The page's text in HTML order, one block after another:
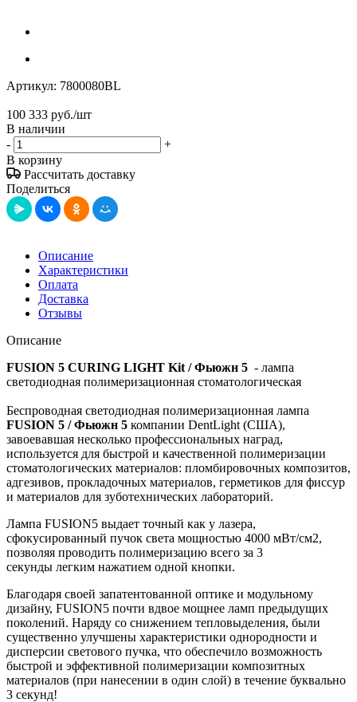
Артикул: 7800080BL
100 333 руб./шт
В наличии
-
+
В корзину
Рассчитать доставку
Поделиться
Описание
Характеристики
Оплата
Доставка
Отзывы
Описание
FUSION 5 CURING LIGHT Kit / Фьюжн 5 - лампа
светодиодная полимеризационная стоматологическая
Беспроводная светодиодная полимеризационная лампа
FUSION 5 / Фьюжн 5 компании DentLight (США),
завоевавшая несколько профессиональных наград,
используется для быстрой и качественной полимеризации
стоматологических материалов: пломбировочных композитов,
адгезивов, прокладочных материалов, герметиков для фиссур
и материалов для зуботехнических лабораторий.
Лампа FUSION5 выдает точный как у лазера,
сфокусированный пучок света мощностью 4000 мВт/см2,
позволяя проводить полимеризацию всего за 3
секунды легким нажатием одной кнопки.
Благодаря своей запатентованной оптике и модульному
дизайну, FUSION5 почти вдвое мощнее ламп предыдущих
поколений. Наряду со снижением тепловыделения, были
существенно улучшены характеристики однородности и
дисперсии светового пучка, что обеспечило возможность
быстрой и эффективной полимеризации композитных
материалов (при нанесении в один слой) в течение буквально
3 секунд!